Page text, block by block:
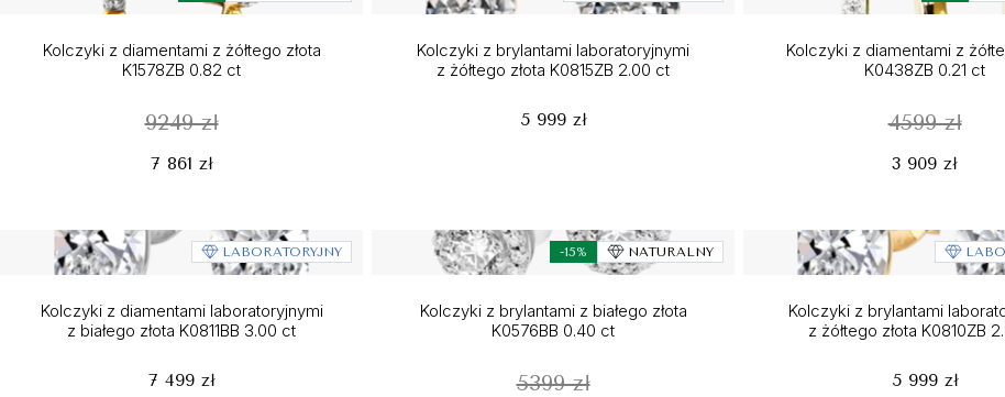
Kolczyki z diamentami z żółtego złota
K1578ZB 0.82 ct
9249 zł
7 861 zł
Kolczyki z brylantami laboratoryjnymi
z żółtego złota K0815ZB 2.00 ct
5 999 zł
Kolczyki z diamentami z
K0438ZB 0.21 ct
4599 zł
3 909 zł
LABORATORYJNY
Kolczyki z diamentami laboratoryjnymi
z białego złota K0811BB 3.00 ct
7 499 zł
-15% NATURALNY
Kolczyki z brylantami z białego złota
K0576BB 0.40 ct
5399 zł
Kolczyki z brylantami
z żółtego złota K0810ZB
5 999 zł